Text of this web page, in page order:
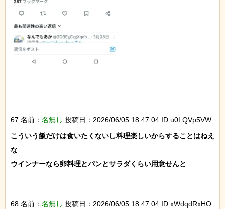
67 名前： 名無し 投稿日：2026/06/05 18:47:04 ID:u0LQVp5VW
こういう飯だけは食いたくないし料理楽しいからすることはねえ
な
ウインナーなら卵料理とパンとサラダくらい用意せんと
68 名前： 名無し 投稿日：2026/06/05 18:47:04 ID:xWdqdRxHO